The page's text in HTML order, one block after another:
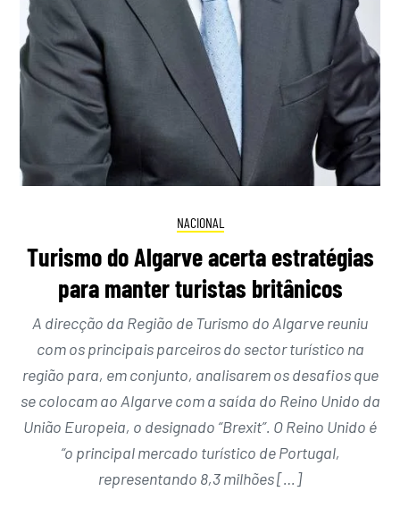
NACIONAL
Turismo do Algarve acerta estratégias
para manter turistas britânicos
A direcção da Região de Turismo do Algarve reuniu
com os principais parceiros do sector turístico na
região para, em conjunto, analisarem os desafios que
se colocam ao Algarve com a saída do Reino Unido da
União Europeia, o designado “Brexit”. O Reino Unido é
“o principal mercado turístico de Portugal,
representando 8,3 milhões […]